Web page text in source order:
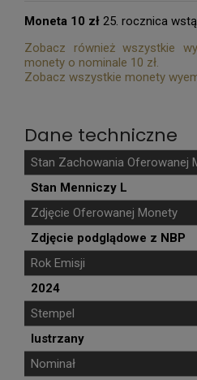
Moneta 10 zł 25. rocznica
Zobacz również wszystkie
monety o nominale 10 zł.
Zobacz wszystkie monety
Dane techniczne
Stan Zachowania Oferowanej
Stan Menniczy L
Zdjęcie Oferowanej Monety
Zdjęcie podglądowe z NBP
Rok Emisji
2024
Stempel
lustrzany
Nominał